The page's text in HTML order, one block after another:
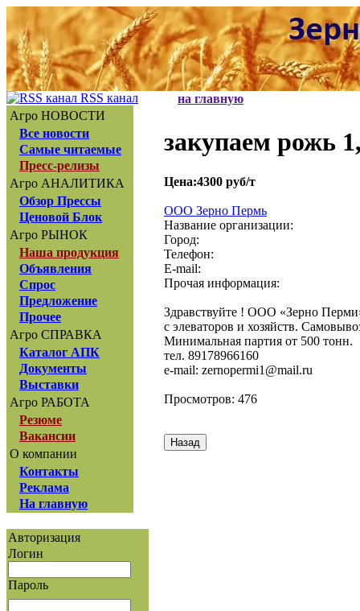
RSS канал
Агро НОВОСТИ
Все новости
Самые читаемые
Пресс-релизы
Агро АНАЛИТИКА
Обзор Прессы
Ценовой Блок
Агро РЫНОК
Наша продукция
Объявления
Спрос
Предложение
Прочее
Агро СПРАВКА
Каталог АПК
Документы
Выставки
Агро РАБОТА
Резюме
Вакансии
О компании
Контакты
Реклама
На главную
Авторизация
Логин
Пароль
на главную
закупаем рожь
Цена:4300 руб/т
ООО Зерно Пермь
Название организации:
Город:
Телефон:
E-mail:
Прочая информация:
Здравствуйте ! ООО «Зерно
с элеваторов и хозяйств.
Минимальная партия от 500 тонн.
тел. 89178966160
e-mail: zernopermi1@mail.ru
Просмотров: 476